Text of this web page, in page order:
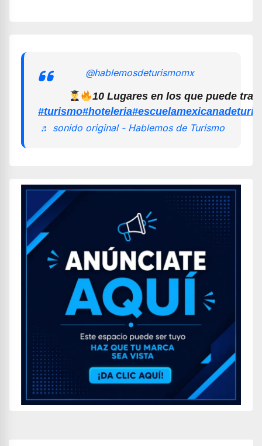
@hablemosdeturismomx
10 Lugares en los que puede
#turismo#hoteleria
♬ sonido original - Hablemos de Turismo